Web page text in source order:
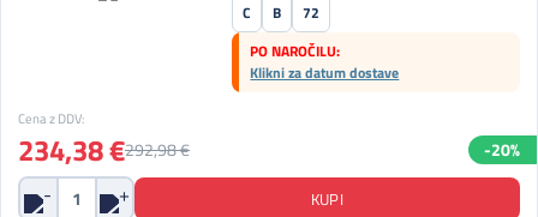
C B
72
PO NAROČILU:
Klikni za datum dostave
Cena z DDV:
234,38 €292,98 € -20%